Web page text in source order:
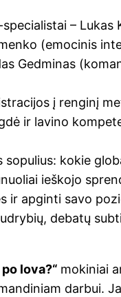
– Lukas
(emocinis
Gedminas
į renginį
ir lavino
kokie
ieškojo
ir apginti savo
debatų
lova?“ mokiniai
darbui.